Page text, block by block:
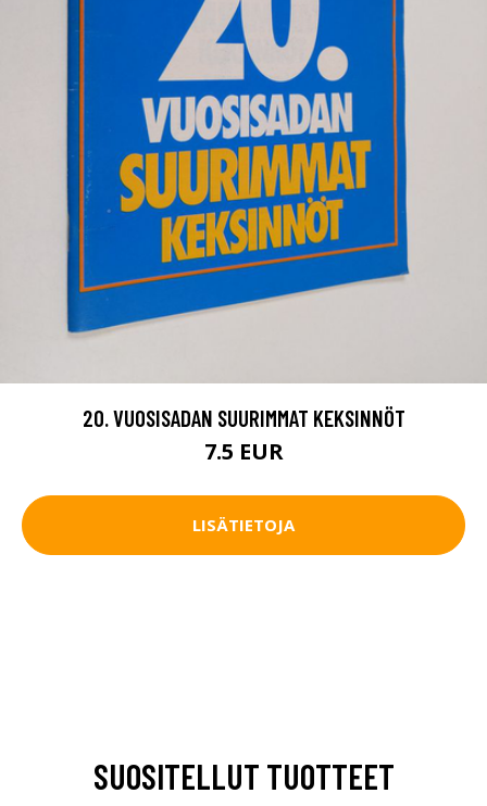
20. VUOSISADAN SUURIMMAT KEKSINNÖT
7.5 EUR
LISÄTIETOJA
SUOSITELLUT TUOTTEET